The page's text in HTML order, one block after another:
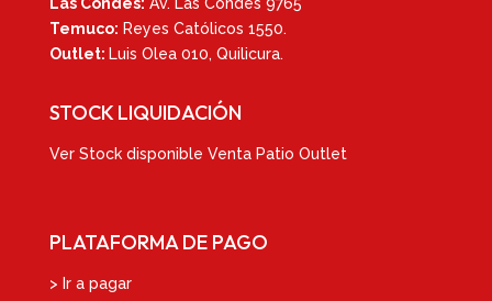
Temuco: Reyes Católicos 1550.
Outlet: Luis Olea 010, Quilicura.
STOCK LIQUIDACIÓN
Ver Stock disponible Venta Patio Outlet
PLATAFORMA DE PAGO
> Ir a pagar